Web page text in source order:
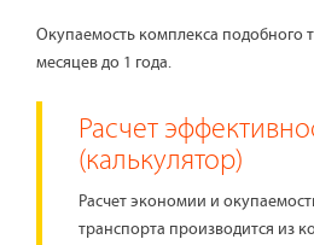
Окупаемость комплекса подобного
месяцев до 1 года.
Расчет
(калькулятор)
Расчет экономии и
транспорта производится из